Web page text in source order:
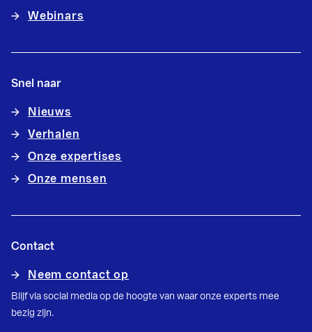
Webinars
Snel naar
Nieuws
Verhalen
Onze expertises
Onze mensen
Contact
Neem contact op
Blijf via social media op de hoogte van waar onze experts mee
bezig zijn.